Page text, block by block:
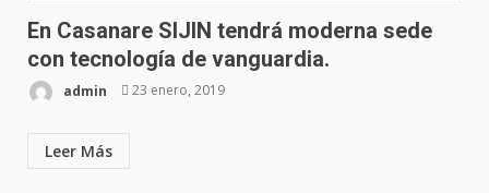
En Casanare SIJIN tendrá moderna sede
con tecnología de vanguardia.
admin 23 enero, 2019
Leer Más